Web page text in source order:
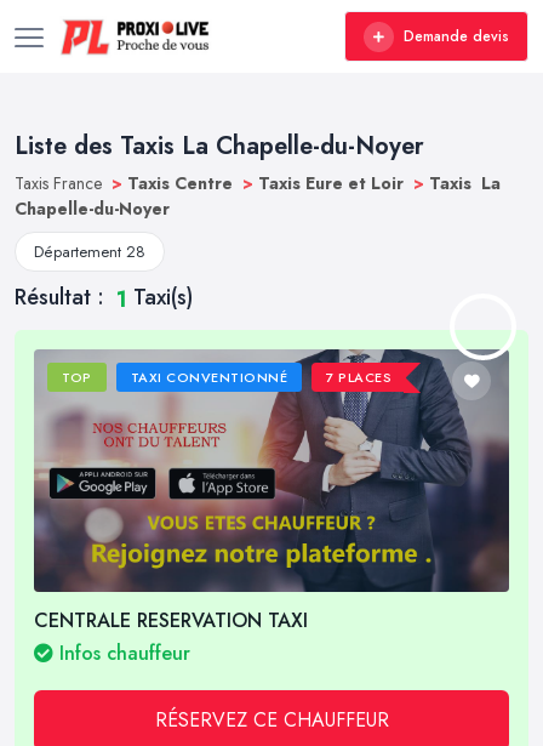
Demande devis
Liste des Taxis La Chapelle-du-Noyer
Taxis France > Taxis Centre > Taxis Eure et Loir > Taxis La
Chapelle-du-Noyer
Département 28
Résultat : 1 Taxi(s)
TOP TAXI CONVENTIONNÉ 7 PLACES
CENTRALE RESERVATION TAXI
Infos chauffeur
RÉSERVEZ CE CHAUFFEUR